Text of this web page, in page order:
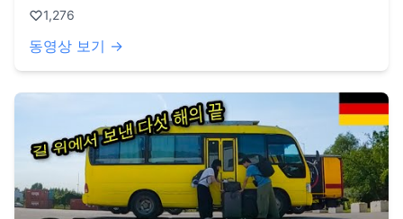
여행 이후에의 붕어빵 장사 이야기도 많은 관심 부탁드립니다!
1,276
동영상 보기 →